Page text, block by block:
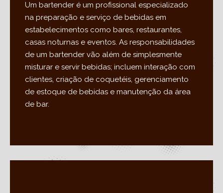
Um bartender é um profissional especializado
na preparação e serviço de bebidas em
estabelecimentos como bares, restaurantes,
casas noturnas e eventos. As responsabilidades
de um bartender vão além de simplesmente
misturar e servir bebidas; incluem interação com
clientes, criação de coquetéis, gerenciamento
de estoque de bebidas e manutenção da área
de bar.